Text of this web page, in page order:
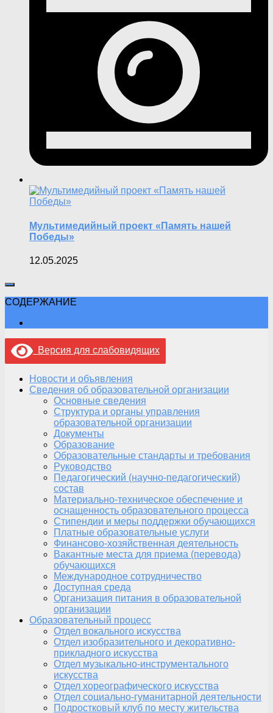
Мультимедийный проект «Память нашей
Победы»
12.05.2025
СОДЕРЖАНИЕ
Версия для слабовидящих
Новости и объявления
Сведения об образовательной организации
Основные сведения
Структура и органы управления
образовательной организации
Документы
Образование
Образовательные стандарты и требования
Руководство
Педагогический (научно-педагогический)
состав
Материально-техническое обеспечение и
оснащенность образовательного процесса
Стипендии и меры поддержки обучающихся
Платные образовательные услуги
Финансово-хозяйственная деятельность
Вакантные места для приема (перевода)
обучающихся
Международное сотрудничество
Доступная среда
Организация питания в образовательной
организации
Образовательный процесс
Отдел вокального искусства
Отдел изобразительного и декоративно-
прикладного искусства
Отдел музыкально-инструментального
искусства
Отдел хореографического искусства
Отдел социально-гуманитарной деятельности
Подростковый клуб по месту жительства